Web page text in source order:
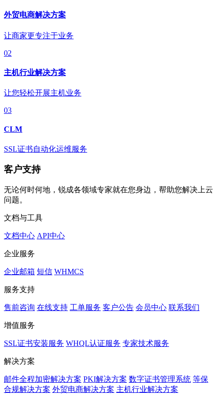
外贸电商解决方案
让商家更专注于业务
02
主机行业解决方案
让您轻松开展主机业务
03
CLM
SSL证书自动化运维服务
客户支持
无论何时何地，锐成各领域专家就在您身边，帮助您解决上云
问题。
文档与工具
文档中心 API中心
企业服务
企业邮箱 短信 WHMCS
服务支持
售前咨询 在线支持 工单服务 客户公告 会员中心 联系我们
增值服务
SSL证书安装服务 WHQL认证服务 专家技术服务
解决方案
邮件全程加密解决方案 PKI解决方案 数字证书管理系统 等保
合规解决方案 外贸电商解决方案 主机行业解决方案